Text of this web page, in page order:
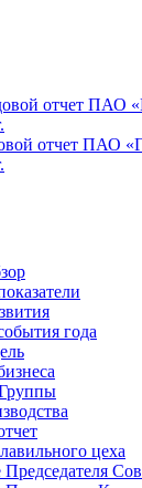
отчет ПАО
отчет ПАО
года
цеха